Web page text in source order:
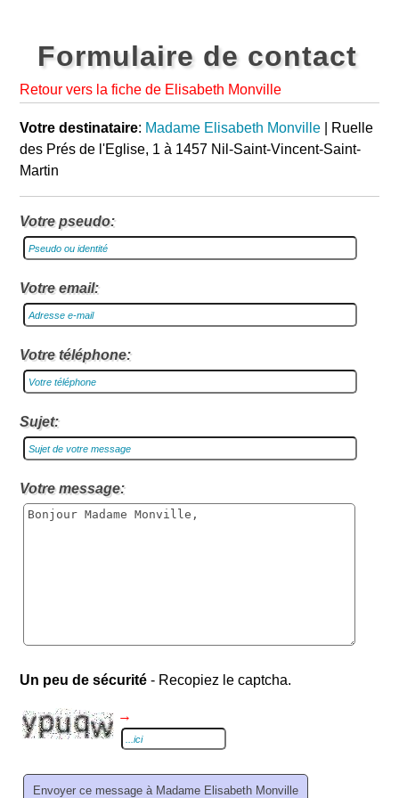
Formulaire de contact
Retour vers la fiche de Elisabeth Monville
Votre destinataire: Madame Elisabeth Monville | Ruelle
des Prés de l'Eglise, 1 à 1457 Nil-Saint-Vincent-Saint-
Martin
Votre pseudo:
Votre email:
Votre téléphone:
Sujet:
Votre message:
Un peu de sécurité - Recopiez le captcha.
→